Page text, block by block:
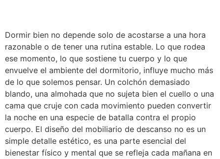
Dormir bien no depende solo de acostarse a una hora
razonable o de tener una rutina estable. Lo que rodea
ese momento, lo que sostiene tu cuerpo y lo que
envuelve el ambiente del dormitorio, influye mucho más
de lo que solemos pensar. Un colchón demasiado
blando, una almohada que no sujeta bien el cuello o una
cama que cruje con cada movimiento pueden convertir
la noche en una especie de batalla contra el propio
cuerpo. El diseño del mobiliario de descanso no es un
simple detalle estético, es una parte esencial del
bienestar físico y mental que se refleja cada mañana en